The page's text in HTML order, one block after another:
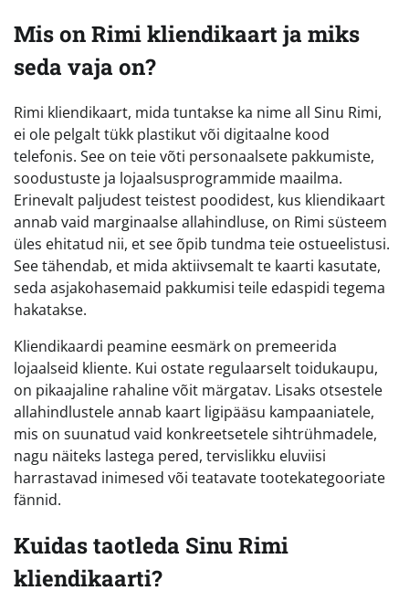
Mis on Rimi kliendikaart ja miks
seda vaja on?
Rimi kliendikaart, mida tuntakse ka nime all Sinu Rimi,
ei ole pelgalt tükk plastikut või digitaalne kood
telefonis. See on teie võti personaalsete pakkumiste,
soodustuste ja lojaalsusprogrammide maailma.
Erinevalt paljudest teistest poodidest, kus kliendikaart
annab vaid marginaalse allahindluse, on Rimi süsteem
üles ehitatud nii, et see õpib tundma teie ostueelistusi.
See tähendab, et mida aktiivsemalt te kaarti kasutate,
seda asjakohasemaid pakkumisi teile edaspidi tegema
hakatakse.
Kliendikaardi peamine eesmärk on premeerida
lojaalseid kliente. Kui ostate regulaarselt toidukaupu,
on pikaajaline rahaline võit märgatav. Lisaks otsestele
allahindlustele annab kaart ligipääsu kampaaniatele,
mis on suunatud vaid konkreetsetele sihtrühmadele,
nagu näiteks lastega pered, tervislikku eluviisi
harrastavad inimesed või teatavate tootekategooriate
fännid.
Kuidas taotleda Sinu Rimi
kliendikaarti?